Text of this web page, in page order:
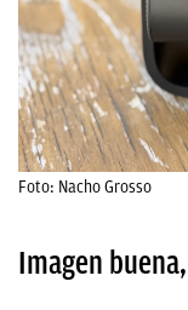
Foto: Nacho Grosso
Imagen